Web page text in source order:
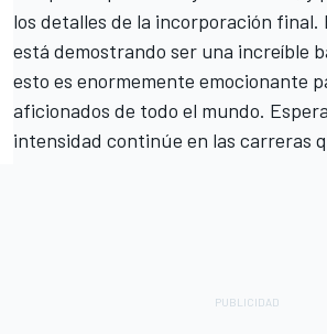
los detalles de la incorporación final.
está demostrando ser una increíble
esto es enormemente emocionante
aficionados de todo el mundo.
intensidad continúe en las carreras